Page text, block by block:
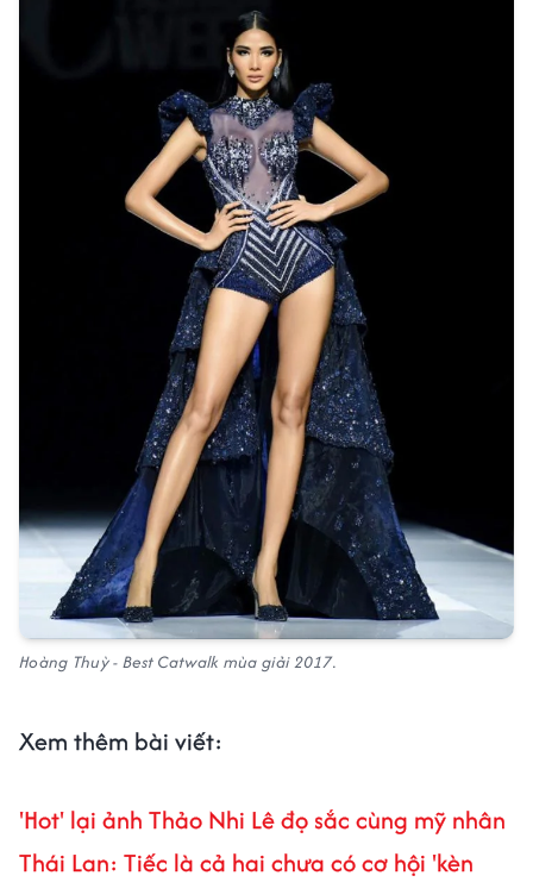
Hoàng Thuỳ - Best Catwalk mùa giải 2017.
Xem thêm bài viết:
'Hot' lại ảnh Thảo Nhi Lê đọ sắc cùng mỹ nhân
Thái Lan: Tiếc là cả hai chưa có cơ hội 'kèn